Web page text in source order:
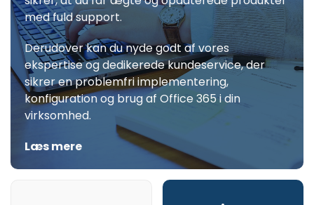
med fuld support.
Derudover kan du nyde godt af vores
ekspertise og dedikerede kundeservice, der
sikrer en problemfri implementering,
konfiguration og brug af Office 365 i din
virksomhed.
Læs mere